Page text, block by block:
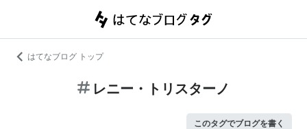
はてなブログ トップ
レニー・トリスターノ
このタグでブログを書く